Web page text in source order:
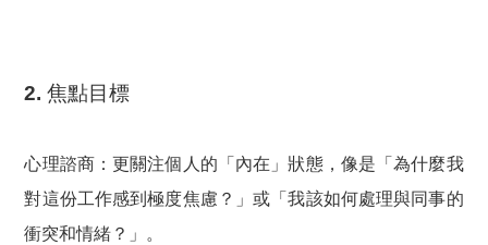
2. 焦點目標
心理諮商： 更關注個人的「內在」狀態，像是「為什麼我
對這份工作感到極度焦慮？」或「我該如何處理與同事的
衝突和情緒？」。